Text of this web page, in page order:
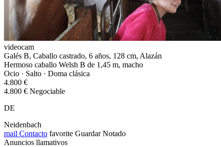
videocam
Galés B, Caballo castrado, 6 años, 128 cm, Alazán
Hermoso caballo Welsh B de 1,45 m, macho
Ocio · Salto · Doma clásica
4.800 €
4.800 € Negociable
DE
Neidenbach
mail Contacto favorite Guardar Notado
Anuncios llamativos